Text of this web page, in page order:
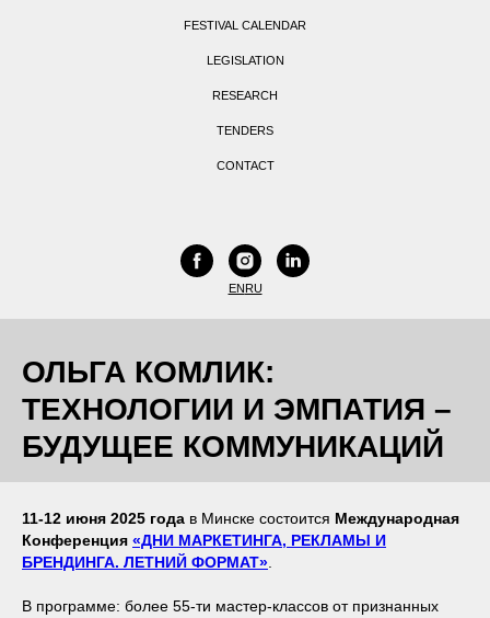
FESTIVAL CALENDAR
LEGISLATION
RESEARCH
TENDERS
CONTACT
ENRU
ОЛЬГА КОМЛИК:
ТЕХНОЛОГИИ И ЭМПАТИЯ –
БУДУЩЕЕ КОММУНИКАЦИЙ
11-12 июня 2025 года в Минске состоится Международная
Конференция «ДНИ МАРКЕТИНГА, РЕКЛАМЫ И
БРЕНДИНГА. ЛЕТНИЙ ФОРМАТ»
В программе: более 55-ти мастер-классов от признанных